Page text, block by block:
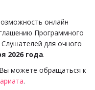
онлайн
Программного
для очного
2026 года.
можете обращаться к
.